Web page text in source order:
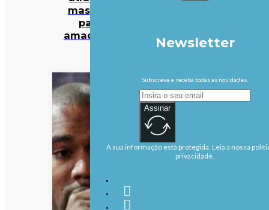
mas não
para
amadores
Newsletter
Subscreva e receba todas as novidades.
Assinar
A sua informação está protegida. Leia a nossa
privacidade.